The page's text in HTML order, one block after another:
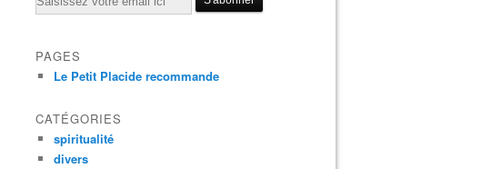
PAGES
Le Petit Placide recommande
CATÉGORIES
spiritualité
divers